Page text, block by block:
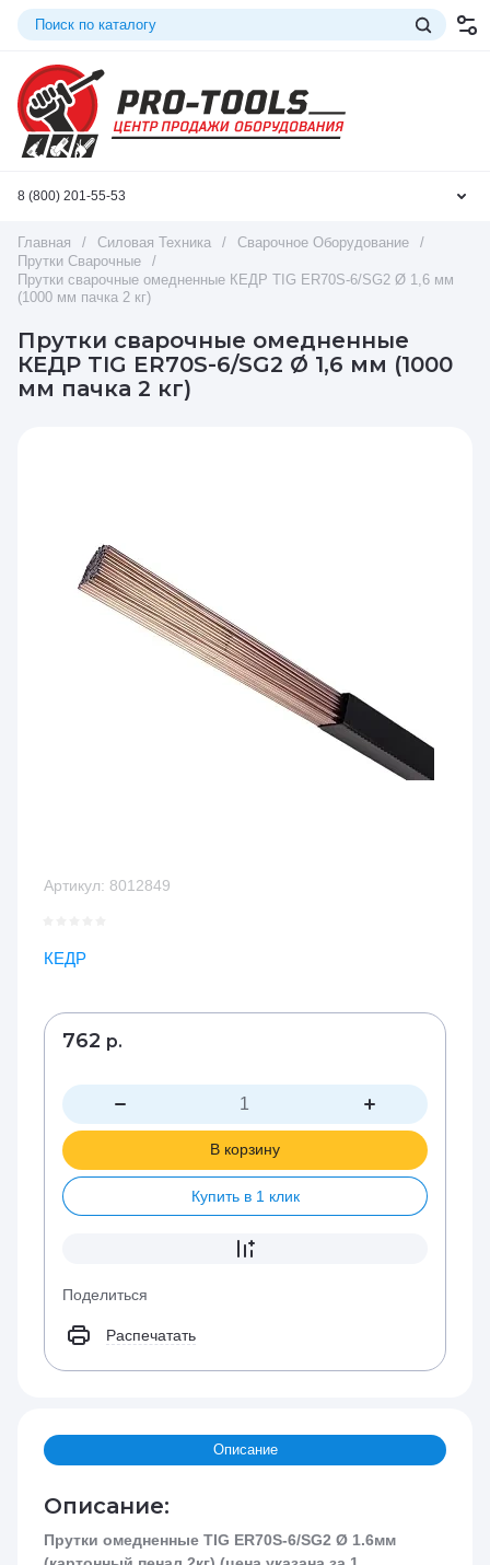
8 (800) 201-55-53
Главная / Силовая Техника / Сварочное Оборудование
/
Прутки Сварочные
/
Прутки сварочные омедненные КЕДР TIG ER70S-6/SG2 Ø 1,6 мм
(1000 мм пачка 2 кг)
Прутки сварочные омедненные
КЕДР TIG ER70S-6/SG2 Ø 1,6 мм (1000
мм пачка 2 кг)
Артикул: 8012849
КЕДР
762 р.
В корзину
Купить в 1 клик
Поделиться
Распечатать
Описание
Описание:
Прутки омедненные TIG ER70S-6/SG2 Ø 1.6мм